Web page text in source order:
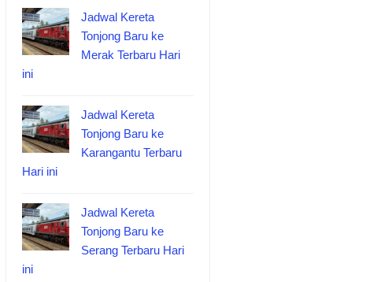
Jadwal Kereta
Tonjong Baru ke
Merak Terbaru Hari
ini
Jadwal Kereta
Tonjong Baru ke
Karangantu Terbaru
Hari ini
Jadwal Kereta
Tonjong Baru ke
Serang Terbaru Hari
ini